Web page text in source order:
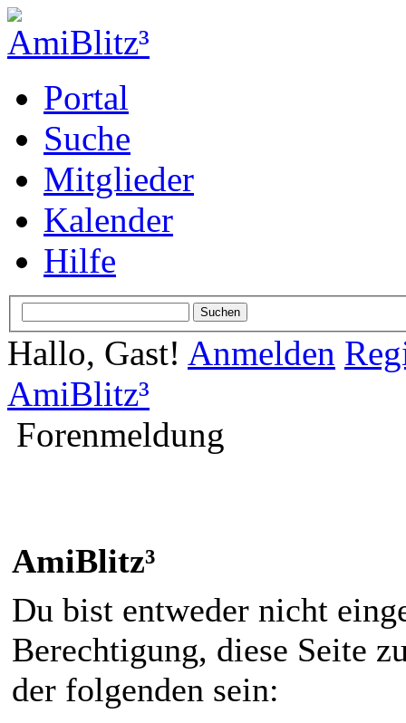
Portal
Suche
Mitglieder
Kalender
Hilfe
Hallo, Gast! Anmelden
AmiBlitz³
Forenmeldung
AmiBlitz³
Du bist entweder nicht
Berechtigung, diese Seite
der folgenden sein: